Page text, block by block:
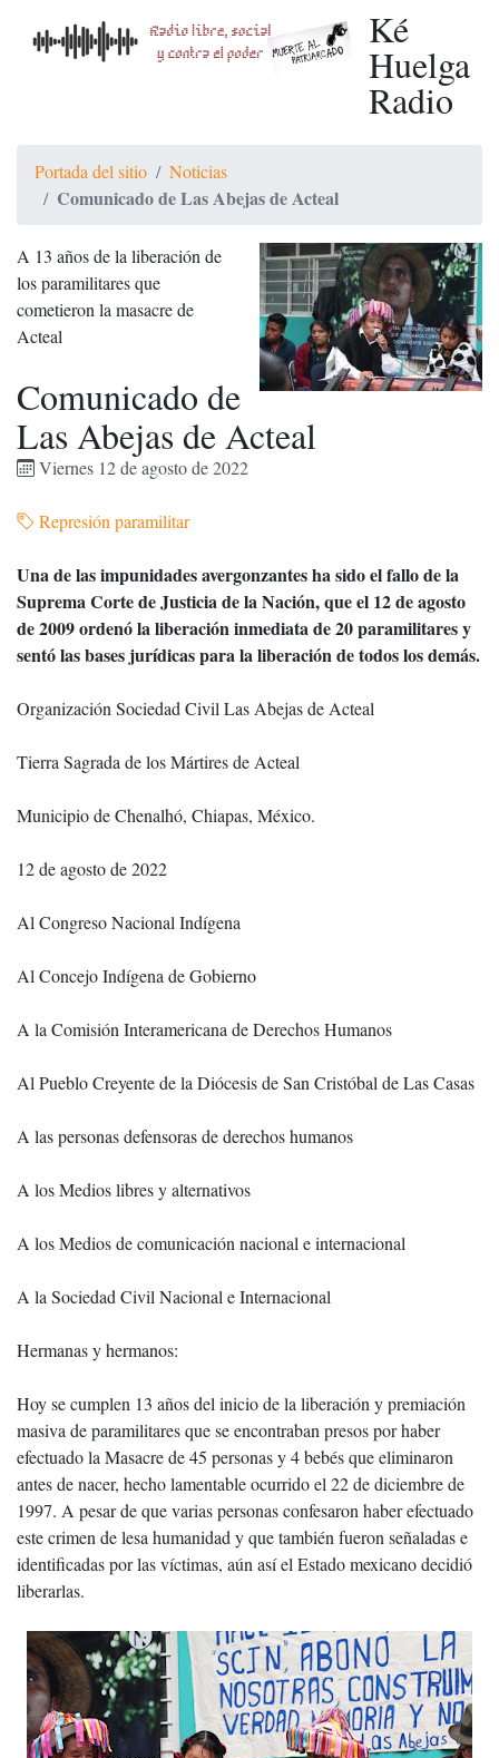
Ké
Huelga
Radio
Portada del sitio Noticias
Comunicado de Las Abejas de Acteal
A 13 años de la liberación de
los paramilitares que
cometieron la masacre de
Acteal
Comunicado de
Las Abejas de Acteal
Viernes 12 de agosto de 2022
Represión paramilitar
Una de las impunidades avergonzantes ha sido el fallo de la
Suprema Corte de Justicia de la Nación, que el 12 de agosto
de 2009 ordenó la liberación inmediata de 20 paramilitares y
sentó las bases jurídicas para la liberación de todos los demás.
Organización Sociedad Civil Las Abejas de Acteal
Tierra Sagrada de los Mártires de Acteal
Municipio de Chenalhó, Chiapas, México.
12 de agosto de 2022
Al Congreso Nacional Indígena
Al Concejo Indígena de Gobierno
A la Comisión Interamericana de Derechos Humanos
Al Pueblo Creyente de la Diócesis de San Cristóbal de Las Casas
A las personas defensoras de derechos humanos
A los Medios libres y alternativos
A los Medios de comunicación nacional e internacional
A la Sociedad Civil Nacional e Internacional
Hermanas y hermanos:
Hoy se cumplen 13 años del inicio de la liberación y premiación
masiva de paramilitares que se encontraban presos por haber
efectuado la Masacre de 45 personas y 4 bebés que eliminaron
antes de nacer, hecho lamentable ocurrido el 22 de diciembre de
1997. A pesar de que varias personas confesaron haber efectuado
este crimen de lesa humanidad y que también fueron señaladas e
identificadas por las víctimas, aún así el Estado mexicano decidió
liberarlas.